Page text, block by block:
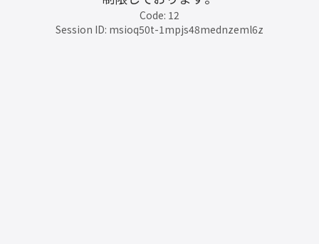
Code: 12
Session ID: msioq50t-1mpjs48mednzeml6z